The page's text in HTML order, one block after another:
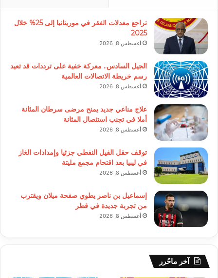
تراجع معدلات الفقر في موريتانيا إلى 25% خلال
2025
أغسطس 8, 2026
الجيل السادس.. معركة خفية على ترددات قد تعيد
رسم خريطة الاتصالات العالمية
أغسطس 8, 2026
علاج مناعي جديد يمنح مرضى سرطان المثانة
أملا في تجنب استئصال المثانة
أغسطس 8, 2026
توقف حقل الفيل النفطي جزئيا وإمدادات الغاز
في ليبيا بعد اقتحام مجمع مليتة
أغسطس 8, 2026
إسماعيل بن ناصر يطوي صفحة ميلان ويقترب
من تجربة جديدة في قطر
أغسطس 8, 2026
آخر ماحُرر